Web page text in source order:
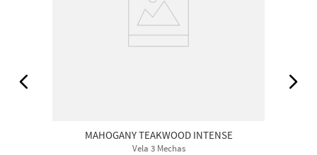
MAHOGANY TEAKWOOD INTENSE
Vela 3 Mechas